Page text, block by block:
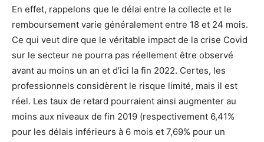
En effet, rappelons que le délai entre la collecte et le
remboursement varie généralement entre 18 et 24 mois.
Ce qui veut dire que le véritable impact de la crise Covid
sur le secteur ne pourra pas réellement être observé
avant au moins un an et d’ici la fin 2022. Certes, les
professionnels considèrent le risque limité, mais il est
réel. Les taux de retard pourraient ainsi augmenter au
moins aux niveaux de fin 2019 (respectivement 6,41%
pour les délais inférieurs à 6 mois et 7,69% pour un